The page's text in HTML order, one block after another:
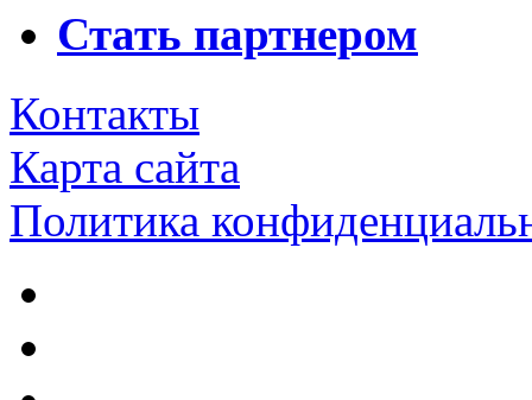
Стать партнером
Контакты
Карта сайта
Политика